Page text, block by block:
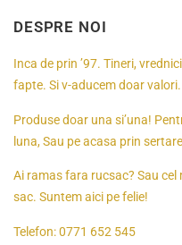
DESPRE NOI
Inca de prin ’97. Tineri,
fapte. Si v-aducem doar valori.
Produse doar una si’una!
luna, Sau pe acasa prin
Ai ramas fara rucsac? Sau cel
sac. Suntem aici pe felie!
Telefon:0771 652 545